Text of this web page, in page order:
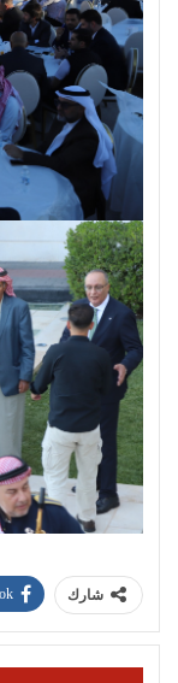
شارك